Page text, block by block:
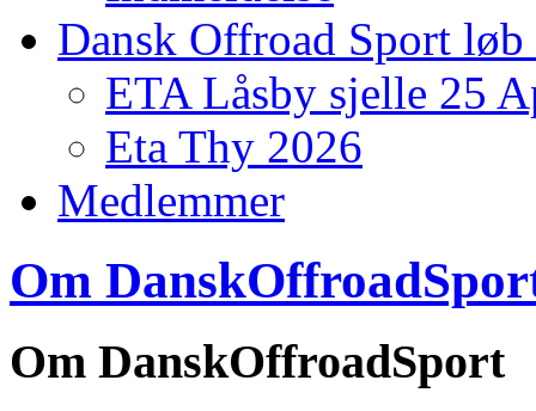
Dansk Offroad Sport løb
ETA Låsby sjelle 25
Eta Thy 2026
Medlemmer
Om
Om DanskOffroadSport